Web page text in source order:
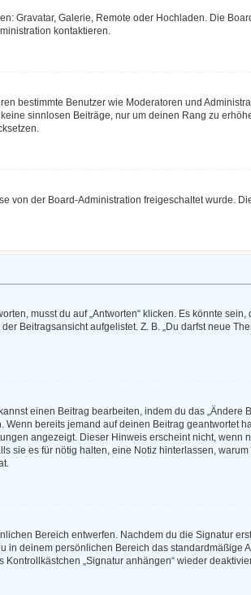
Gravatar, Galerie, Remote oder Hochladen. Die
kontaktieren.
bestimmte Benutzer wie Moderatoren und
sinnlosen Beiträge, nur um deinen Rang zu
von der Board-Administration freigeschaltet wurde.
musst du auf „Antworten“ klicken. Es könnte
Beitragsansicht aufgelistet. Z. B. „Du darfst neue
einen Beitrag bearbeiten, indem du das „Ändere
bereits jemand auf deinen Beitrag geantwortet
angezeigt. Dieser Hinweis erscheint nicht, wenn
sie es für nötig halten, eine Notiz hinterlassen,
Bereich entwerfen. Nachdem du die Signatur
in deinem persönlichen Bereich das standardmäßige
„Signatur anhängen“ wieder